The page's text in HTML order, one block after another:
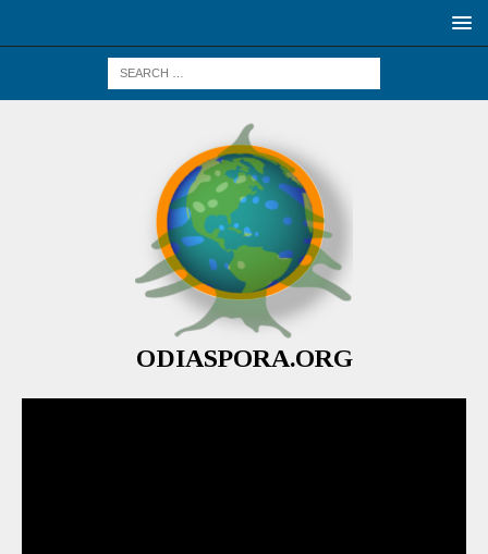
ODIASPORA.ORG